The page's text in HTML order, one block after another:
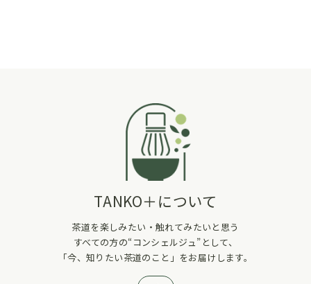
TANKO＋について
茶道を楽しみたい・触れてみたいと思う
すべての方の“コンシェルジュ”として、
「今、知りたい茶道のこと」をお届けします。